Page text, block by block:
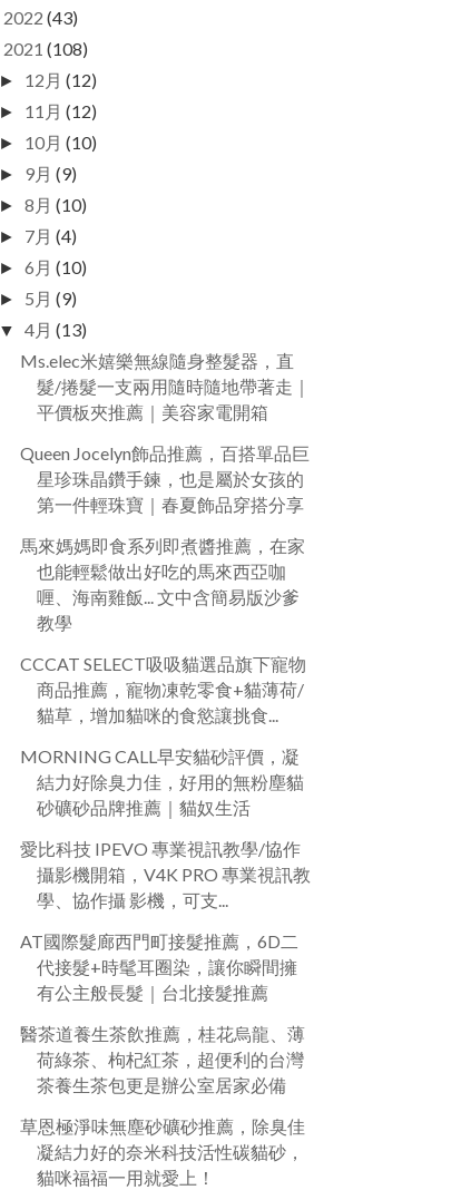
2022 (43)
2021 (108)
► 12月 (12)
► 11月 (12)
► 10月 (10)
► 9月 (9)
► 8月 (10)
► 7月 (4)
► 6月 (10)
► 5月 (9)
▼ 4月 (13)
Ms.elec米嬉樂無線隨身整髮器，直
髮/捲髮一支兩用隨時隨地帶著走｜
平價板夾推薦｜美容家電開箱
Queen Jocelyn飾品推薦，百搭單品巨
星珍珠晶鑽手鍊，也是屬於女孩的
第一件輕珠寶｜春夏飾品穿搭分享
馬來媽媽即食系列即煮醬推薦，在家
也能輕鬆做出好吃的馬來西亞咖
喱、海南雞飯... 文中含簡易版沙爹
教學
CCCAT SELECT吸吸貓選品旗下寵物
商品推薦，寵物凍乾零食+貓薄荷/
貓草，增加貓咪的食慾讓挑食...
MORNING CALL早安貓砂評價，凝
結力好除臭力佳，好用的無粉塵貓
砂礦砂品牌推薦｜貓奴生活
愛比科技 IPEVO 專業視訊教學/協作
攝影機開箱，V4K PRO 專業視訊教
學、協作攝 影機，可支...
AT國際髮廊西門町接髮推薦，6D二
代接髮+時髦耳圈染，讓你瞬間擁
有公主般長髮｜台北接髮推薦
醫茶道養生茶飲推薦，桂花烏龍、薄
荷綠茶、枸杞紅茶，超便利的台灣
茶養生茶包更是辦公室居家必備
草恩極淨味無塵砂礦砂推薦，除臭佳
凝結力好的奈米科技活性碳貓砂，
貓咪福福一用就愛上！